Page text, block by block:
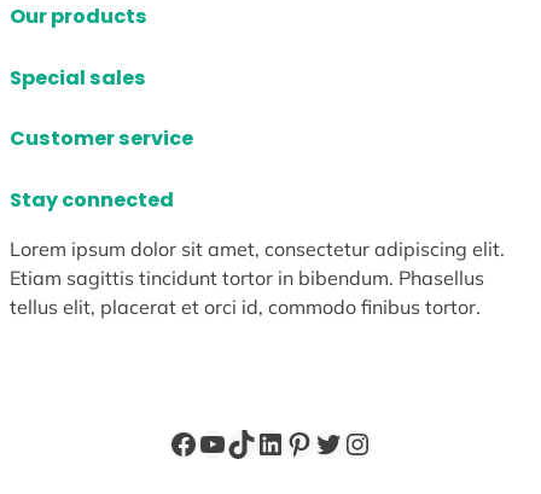
Our products
Special sales
Customer service
Stay connected
Lorem ipsum dolor sit amet, consectetur adipiscing elit.
Etiam sagittis tincidunt tortor in bibendum. Phasellus
tellus elit, placerat et orci id, commodo finibus tortor.
Facebook
YouTube
TikTok
LinkedIn
Pinterest
X Instagram